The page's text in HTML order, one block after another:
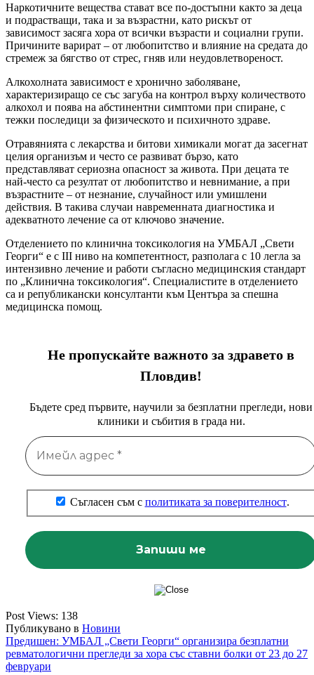
Наркотичните вещества стават все по-достъпни както за деца
и подрастващи, така и за възрастни, като рискът от
зависимост засяга хора от всички възрасти и социални групи.
Причините варират – от любопитство и влияние на средата до
стремеж за бягство от стрес, гняв или неудовлетвореност.
Алкохолната зависимост е хронично заболяване,
характеризиращо се със загуба на контрол върху количеството
алкохол и поява на абстинентни симптоми при спиране, с
тежки последици за физическото и психичното здраве.
Отравянията с лекарства и битови химикали могат да засегнат
целия организъм и често се развиват бързо, като
представляват сериозна опасност за живота. При децата те
най-често са резултат от любопитство и невнимание, а при
възрастните – от незнание, случайност или умишлени
действия. В такива случаи навременната диагностика и
адекватното лечение са от ключово значение.
Отделението по клинична токсикология на УМБАЛ „Свети
Георги“ е с III ниво на компетентност, разполага с 10 легла за
интензивно лечение и работи съгласно медицинския стандарт
по „Клинична токсикология“. Специалистите в отделението
са и републикански консултанти към Центъра за спешна
медицинска помощ.
Не пропускайте важното за здравето в
Пловдив!
Бъдете сред първите, научили за безплатни прегледи, нови
клиники и събития в града ни.
Съгласен съм с политиката за поверителност.
Post Views: 138
Публикувано в Новини
Навигация
Предишен: УМБАЛ „Свети Георги“ организира безплатни
ревматологични прегледи за хора със ставни болки от 23 до 27
февруари